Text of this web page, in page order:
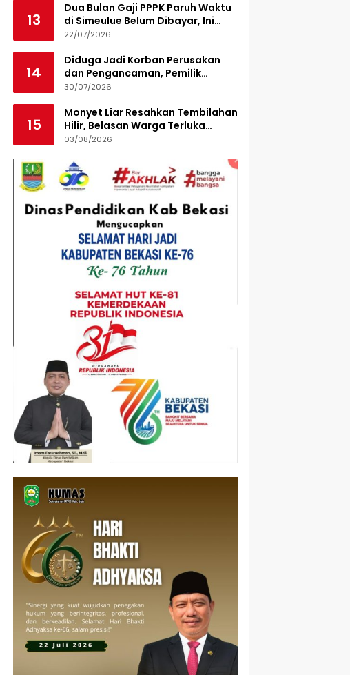
13
Dua Bulan Gaji PPPK Paruh Waktu
di Simeulue Belum Dibayar, Ini
Penjelasan Sekda
22/07/2026
14
Diduga Jadi Korban Perusakan
dan Pengancaman, Pemilik
Armada Sampah Siapkan
30/07/2026
15
Monyet Liar Resahkan Tembilahan
Hilir, Belasan Warga Terluka
Digigit
03/08/2026